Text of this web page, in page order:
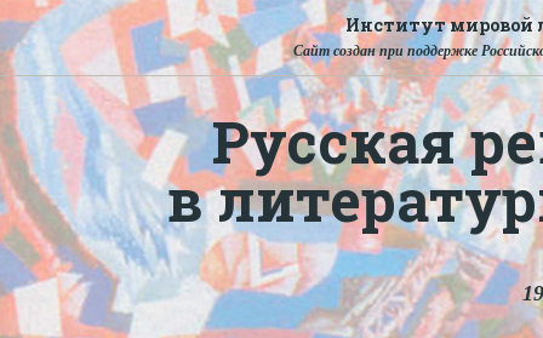
Институт мировой
Сайт создан при поддержке
Русская
в